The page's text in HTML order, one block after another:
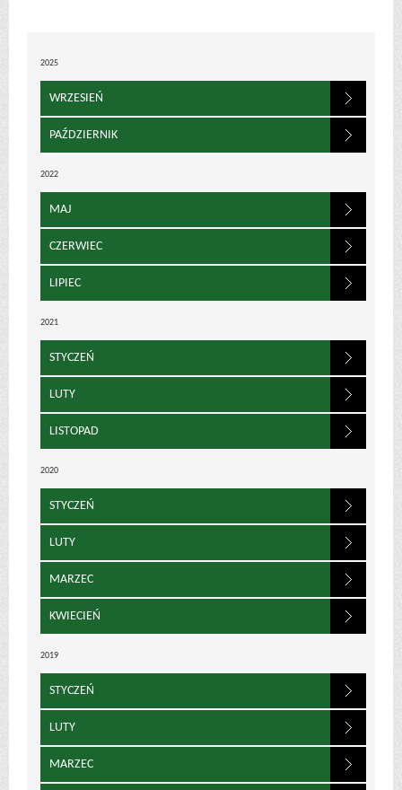
2025
WRZESIEŃ
PAŹDZIERNIK
2022
MAJ
CZERWIEC
LIPIEC
2021
STYCZEŃ
LUTY
LISTOPAD
2020
STYCZEŃ
LUTY
MARZEC
KWIECIEŃ
2019
STYCZEŃ
LUTY
MARZEC